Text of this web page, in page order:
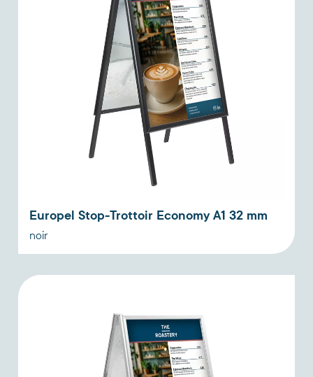
Europel Stop-Trottoir Economy A1 32 mm
noir